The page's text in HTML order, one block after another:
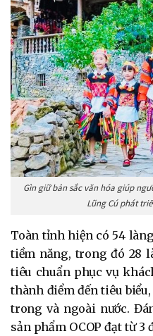
Gìn giữ bản sắc văn hóa giúp
Lũng Cú phát
Toàn tỉnh hiện có 54
tiềm năng, trong đó 28
tiêu chuẩn phục vụ
thành điểm đến tiêu
trong và ngoài nước.
sản phẩm OCOP đạt từ 3